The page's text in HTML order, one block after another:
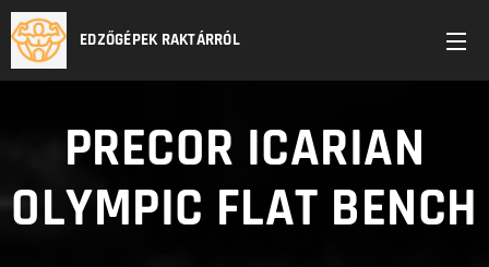
EDZŐGÉPEK RAKTÁRRÓL
PRECOR ICARIAN
OLYMPIC FLAT BENCH